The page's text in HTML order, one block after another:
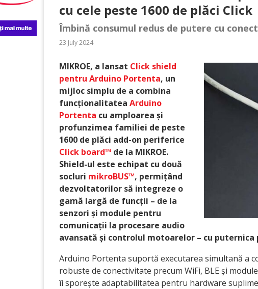
cu cele peste 1600 de plăci Click
Îmbină consumul redus de putere cu
23 July 2024
MIKROE, a lansat Click shield
pentru Arduino Portenta, un
mijloc simplu de a combina
funcționalitatea Arduino
Portenta cu amploarea și
profunzimea familiei de peste
1600 de plăci add-on periferice
Click board™ de la MIKROE.
Shield-ul este echipat cu două
socluri mikroBUS™, permițând
dezvoltatorilor să integreze o
gamă largă de funcții – de la
senzori și module pentru
comunicații la procesare audio
avansată și controlul motoarelor – cu puternica
Arduino Portenta suportă executarea simultană a
robuste de conectivitate precum WiFi, BLE și
îi sporește adaptabilitatea pentru hardware